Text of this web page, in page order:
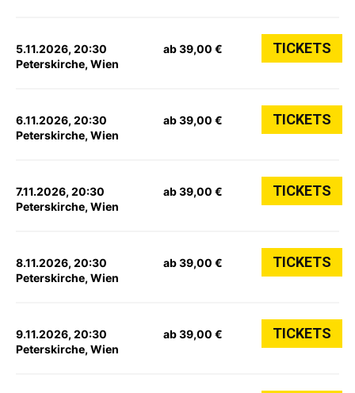
5.11.2026, 20:30
Peterskirche, Wien
ab 39,00 € TICKETS
6.11.2026, 20:30
Peterskirche, Wien
ab 39,00 € TICKETS
7.11.2026, 20:30
Peterskirche, Wien
ab 39,00 € TICKETS
8.11.2026, 20:30
Peterskirche, Wien
ab 39,00 € TICKETS
9.11.2026, 20:30
Peterskirche, Wien
ab 39,00 € TICKETS